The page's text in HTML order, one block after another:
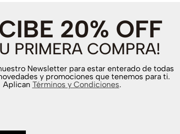
20% OFF
PRIMERA COMPRA!
Newsletter para estar enterado de todas
y promociones que tenemos para ti.
Aplican Términos y Condiciones.